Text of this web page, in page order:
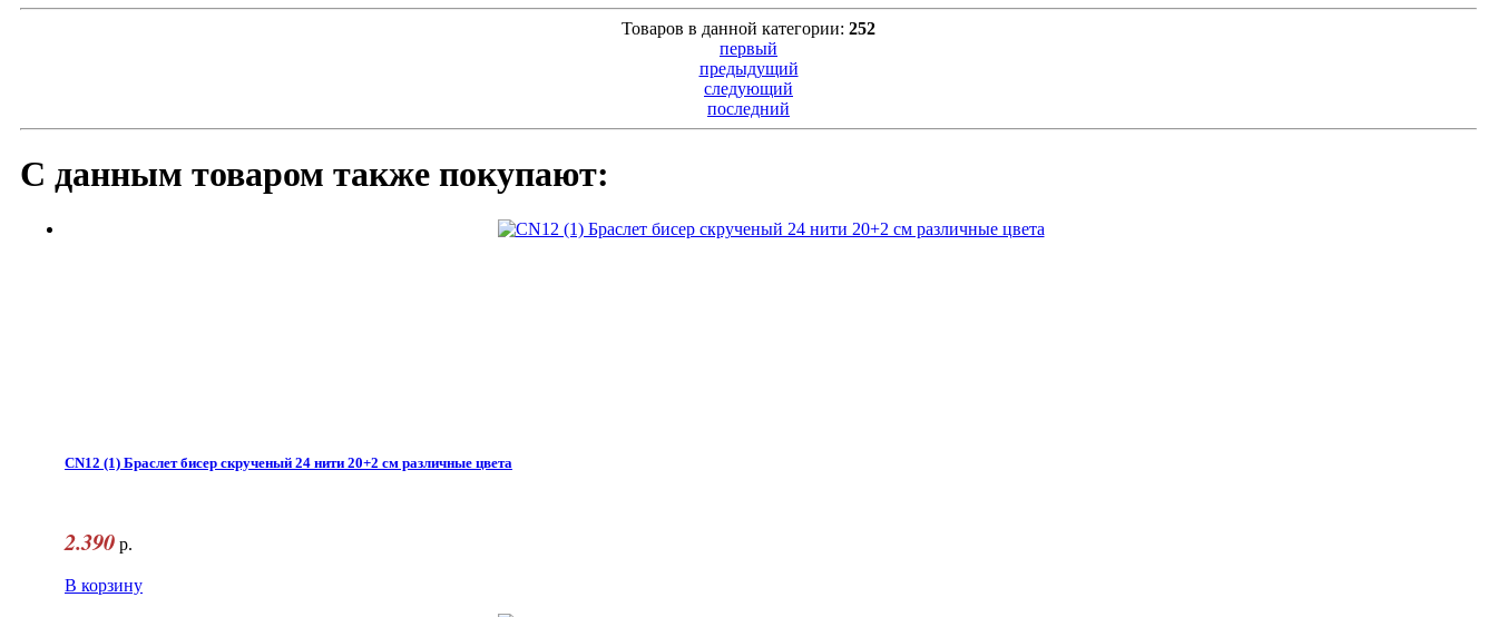
Товаров в данной категории: 252
первый
предыдущий
следующий
последний
С данным товаром также покупают:
CN12 (1) Браслет бисер скрученый 24 нити 20+2 см различные цвета
2.390 р.
В корзину